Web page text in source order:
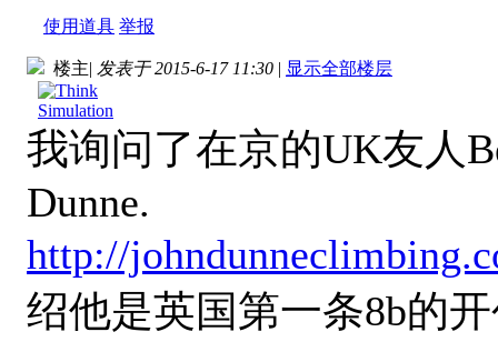
使用道具 举报
楼主| 发表于 2015-6-17 11:30 | 显示全部楼层
我询问了在京的UK友人
Dunne.
http://
绍他是英国第一条8b的